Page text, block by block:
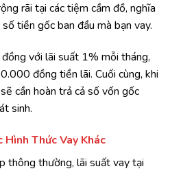
rãi tại các tiệm cầm đồ, nghĩa
tiền gốc ban đầu mà bạn vay.
với lãi suất 1% mỗi tháng,
đồng tiền lãi. Cuối cùng, khi
cần hoàn trả cả số vốn gốc
sinh.
Thức Vay Khác
thông thường, lãi suất vay tại